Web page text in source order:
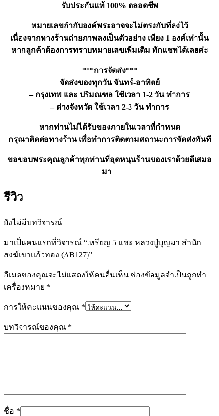
รับประกันแท้ 100% ตลอดชีพ
หมายเลขกำกับองค์พระอาจจะไม่ตรงกับที่ลงไว้
เนื่องจากทางร้านถ่ายภาพลงเป็นตัวอย่าง เพียง 1 องค์เท่านั้น
หากลูกค้าต้องการทราบหมายเลขเพิ่มเติม ทักแชทได้เลยค่ะ
***การจัดส่ง***
จัดส่งของทุกวัน จันทร์-อาทิตย์
– กรุงเทพ และ ปริมณฑล ใช้เวลา 1-2 วัน ทำการ
– ต่างจังหวัด ใช้เวลา 2-3 วัน ทำการ
หากท่านไม่ได้รับของภายในเวลาที่กำหนด
กรุณาติดต่อทางร้าน เพื่อทำการติดตามสถานะการจัดส่งทันที
ขอขอบพระคุณลูกค้าทุกท่านที่อุดหนุนร้านของเราด้วยดีเสมอ
มา
รีวิว
ยังไม่มีบทวิจารณ์
มาเป็นคนแรกที่วิจารณ์ “เหรียญ 5 แชะ หลวงปู่บุญมา สำนัก
สงฆ์เขาเเก้วทอง (AB127)”
อีเมลของคุณจะไม่แสดงให้คนอื่นเห็น ช่องข้อมูลจำเป็นถูกทำ
เครื่องหมาย *
การให้คะแนนของคุณ *
บทวิจารณ์ของคุณ *
ชื่อ *